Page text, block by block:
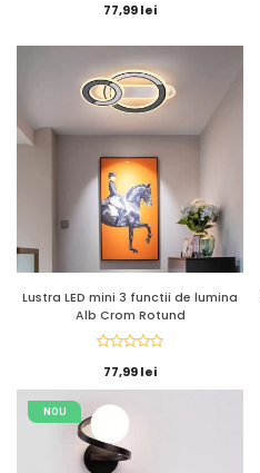
77,99 lei
Lustra LED mini 3 functii de lumina
Alb Crom Rotund
77,99 lei
NOU